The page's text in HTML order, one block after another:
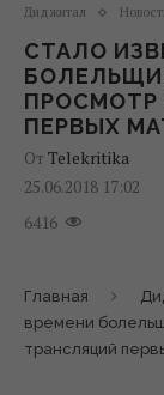
Диджитал
СТАЛО
ПРОСМОТР
ПЕРВЫХ
От Telekritika
25.06.2018 17:02
6416
Главная
времени
трансляций